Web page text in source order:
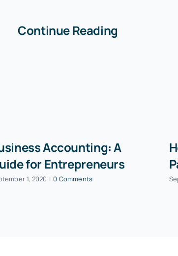
Continue Reading
Accounting: A
for Entrepreneurs
1, 2020 | 0 Comments